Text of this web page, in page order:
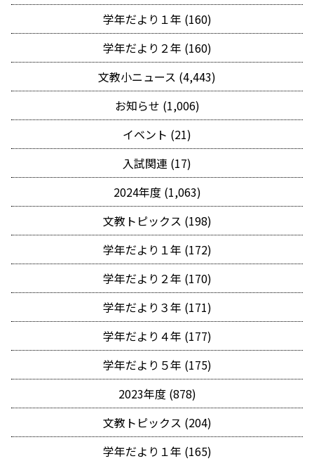
学年だより１年 (160)
学年だより２年 (160)
文教小ニュース (4,443)
お知らせ (1,006)
イベント (21)
入試関連 (17)
2024年度 (1,063)
文教トピックス (198)
学年だより１年 (172)
学年だより２年 (170)
学年だより３年 (171)
学年だより４年 (177)
学年だより５年 (175)
2023年度 (878)
文教トピックス (204)
学年だより１年 (165)